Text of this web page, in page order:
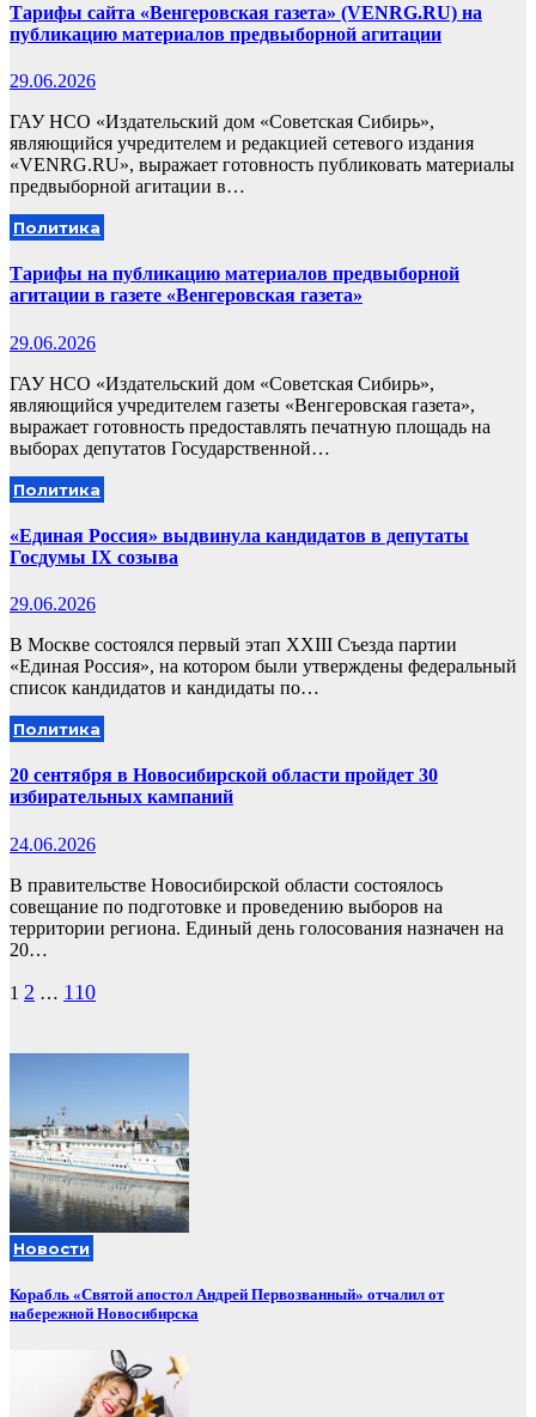
Тарифы сайта «Венгеровская газета» (VENRG.RU) на
публикацию материалов предвыборной агитации
29.06.2026
ГАУ НСО «Издательский дом «Советская Сибирь»,
являющийся учредителем и редакцией сетевого издания
«VENRG.RU», выражает готовность публиковать материалы
предвыборной агитации в…
Политика
Тарифы на публикацию материалов предвыборной
агитации в газете «Венгеровская газета»
29.06.2026
ГАУ НСО «Издательский дом «Советская Сибирь»,
являющийся учредителем газеты «Венгеровская газета»,
выражает готовность предоставлять печатную площадь на
выборах депутатов Государственной…
Политика
«Единая Россия» выдвинула кандидатов в депутаты
Госдумы IX созыва
29.06.2026
В Москве состоялся первый этап XXIII Съезда партии
«Единая Россия», на котором были утверждены федеральный
список кандидатов и кандидаты по…
Политика
20 сентября в Новосибирской области пройдет 30
избирательных кампаний
24.06.2026
В правительстве Новосибирской области состоялось
совещание по подготовке и проведению выборов на
территории региона. Единый день голосования назначен на
20…
Пагинация
1 2 … 110
Новости
Корабль «Святой апостол Андрей Первозванный» отчалил от
набережной Новосибирска